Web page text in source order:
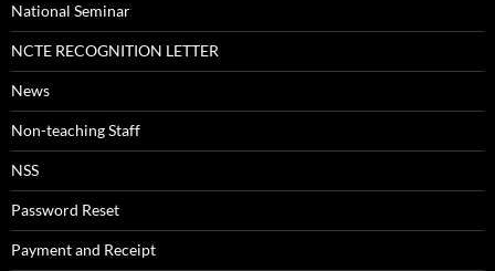
National Seminar
NCTE RECOGNITION LETTER
News
Non-teaching Staff
NSS
Password Reset
Payment and Receipt